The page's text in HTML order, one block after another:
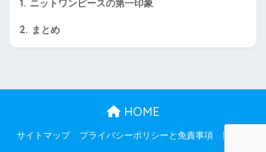
1. ニットワンピースの第一印象
2. まとめ
HOME
サイトマップ プライバシーポリシーと免責事項 問合せ